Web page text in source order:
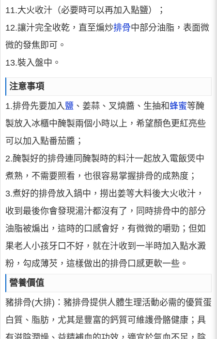
11.大火收汁（必要時可以再加入點鹽）；
12.讓汁完全收乾，直至煸炒排骨中部分油脂，表面微
微的發焦即可。
13.裝入盤中。
注意事項
1.排骨先要加入鹽 、姜蒜、叉燒醬、生抽和蜂蜜等醃
製放入冰櫃中醃製兩個小時以上，希望顏色更紅亮些
可以加入點番茄醬；
2.醃製好的排骨連同醃製時的料汁一起放入電飯煲中
煮熟，不需要照看，也很容易掌握排骨的成熟度；
3.煮好的排骨放入鍋中，撈出姜等大料後大火收汁，
收到最後你會發現湯汁都沒有了，同時排骨中的部分
油脂被煸出，這時的口感會好，有微微的嚼勁；但如
果老人小孩牙口不好，就在汁收到一半時加入點水澱
粉，勾成薄芡，這樣做出的排骨口感更軟一些。
營養價值
豬排骨(大排)：豬排骨提供人體生理活動必需的優質蛋
白質、脂肪，尤其是豐富的鈣質可維護骨骼健康；具